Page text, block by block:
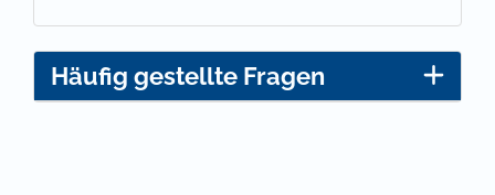
Häufig gestellte Fragen